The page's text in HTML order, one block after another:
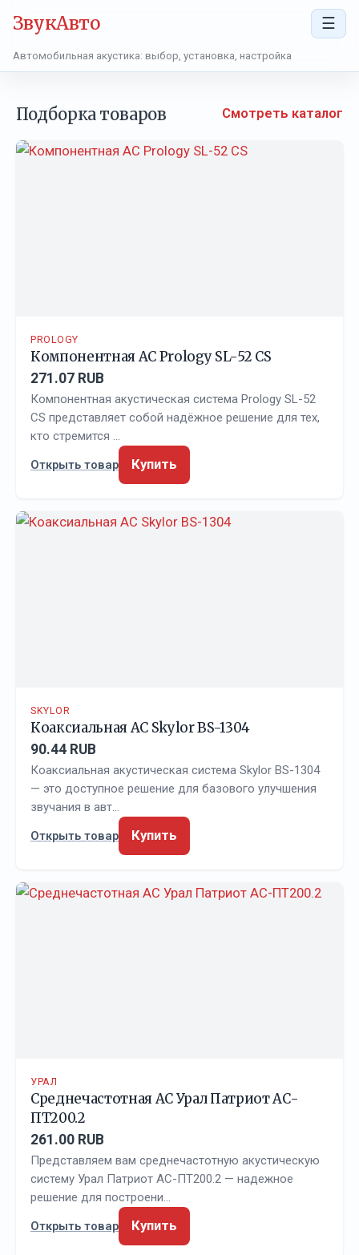
ЗвукАвто ☰
Автомобильная акустика: выбор, установка, настройка
Подборка товаров Смотреть каталог
PROLOGY
Компонентная АС Prology SL-52 CS
271.07 RUB
Компонентная акустическая система Prology SL-52
CS представляет собой надёжное решение для тех,
кто стремится …
Открыть товар
Купить
SKYLOR
Коаксиальная АС Skylor BS-1304
90.44 RUB
Коаксиальная акустическая система Skylor BS-1304
— это доступное решение для базового улучшения
звучания в авт…
Открыть товар
Купить
УРАЛ
Среднечастотная АС Урал Патриот АС-
ПТ200.2
261.00 RUB
Представляем вам среднечастотную акустическую
систему Урал Патриот АС-ПТ200.2 — надежное
решение для построени…
Открыть товар
Купить